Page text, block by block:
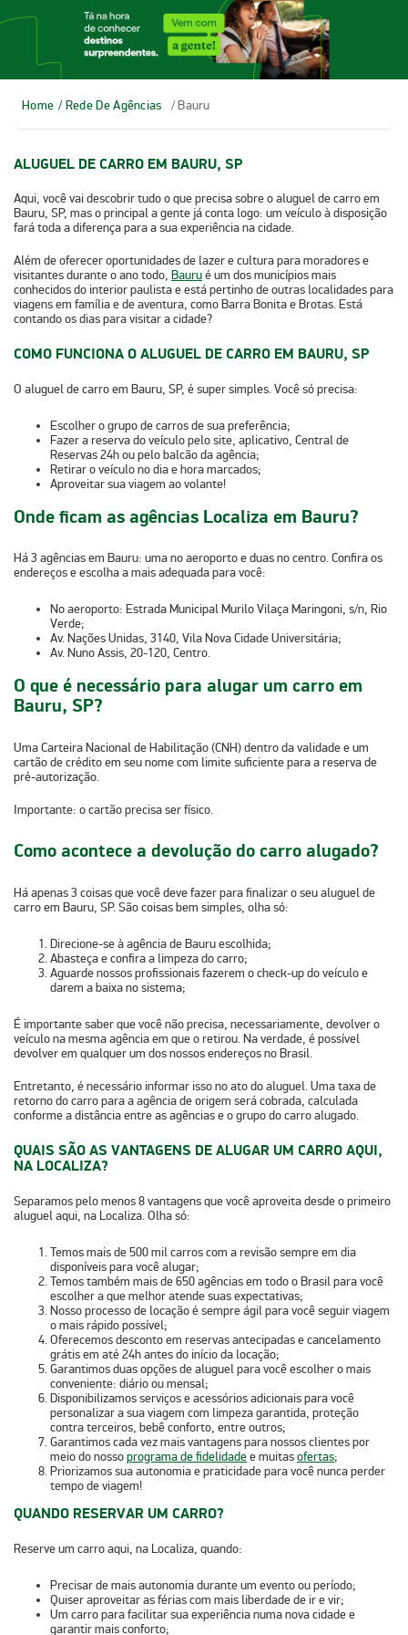
Home / Rede De Agências / Bauru
ALUGUEL DE CARRO EM BAURU, SP
Aqui, você vai descobrir tudo o que precisa sobre oaluguel de carro em
Bauru, SP, mas o principal a gente já conta logo: um veículo à disposição
fará toda a diferença para a sua experiência na cidade.
Além de ofereceroportunidades de lazer e culturapara moradores e
visitantes durante o ano todo, Baurué um dos municípios mais
conhecidos do interior paulista e está pertinho de outras localidades para
viagens em família e de aventura, como Barra Bonita e Brotas. Está
contando os dias para visitar a cidade?
COMO FUNCIONA O ALUGUEL DE CARRO EM BAURU, SP
O aluguel de carro em Bauru, SP, é super simples. Você só precisa:
Escolher o grupo de carrosde sua preferência;
Fazer a reservado veículo pelo site, aplicativo, Central de
Reservas 24h ou pelo balcão da agência;
Retirar o veículono dia e hora marcados;
Aproveitar sua viagem ao volante!
Onde ficam as agências Localiza em Bauru?
Há 3 agências em Bauru: uma no aeroporto e duas no centro. Confira os
endereços e escolha a mais adequada para você:
No aeroporto: Estrada Municipal Murilo Vilaça Maringoni, s/n, Rio
Verde;
Av. Nações Unidas, 3140, Vila Nova Cidade Universitária;
Av. Nuno Assis, 20-120, Centro.
O que é necessário para alugar um carro em
Bauru, SP?
UmaCarteira Nacional de Habilitação (CNH)dentro da validade e um
cartão de créditoem seu nome com limite suficiente para a reserva de
pré-autorização.
Importante: o cartão precisa ser físico.
Como acontece a devolução do carro alugado?
Há apenas 3 coisas que você deve fazer para finalizar o seu aluguel de
carro em Bauru, SP. São coisas bem simples, olha só:
Direcione-se à agência de Bauru escolhida;
Abasteça e confira a limpeza do carro;
Aguarde nossos profissionais fazerem o check-up do veículo e
darem a baixa no sistema;
É importante saber que você não precisa, necessariamente, devolver o
veículo na mesma agência em que o retirou. Na verdade, é possível
devolver em qualquer um dos nossos endereçosno Brasil.
Entretanto, é necessário informar isso no ato do aluguel. Uma taxa de
retorno do carro para a agência de origem será cobrada, calculada
conforme a distância entre as agências e o grupo do carro alugado.
QUAIS SÃO AS VANTAGENS DE ALUGAR UM CARRO AQUI,
NA LOCALIZA?
Separamos pelo menos 8 vantagens que você aproveita desde o primeiro
aluguel aqui, na Localiza. Olha só:
Temosmais de 500 mil carroscom a revisão sempre em dia
disponíveis para você alugar;
Temos também mais de 650 agências em todo o Brasilpara você
escolher a que melhor atende suas expectativas;
Nossoprocesso de locação é sempre ágilpara você seguir viagem
o mais rápido possível;
Oferecemosdesconto em reservas antecipadas e cancelamento
grátisem até 24h antes do início da locação;
Garantimos duas opções de aluguel para você escolher o mais
conveniente: diário ou mensal;
Disponibilizamos serviços e acessórios adicionais para você
personalizar a sua viagem com limpeza garantida, proteção
contra terceiros, bebê conforto, entre outros;
Garantimos cada vezmais vantagenspara nossos clientes por
meio do nossoprograma de fidelidadee muitasofertas;
Priorizamos suaautonomia e praticidadepara você nunca perder
tempo de viagem!
QUANDO RESERVAR UM CARRO?
Reserve um carro aqui, na Localiza, quando:
Precisar de mais autonomia durante um evento ou período;
Quiser aproveitar as férias com mais liberdade de ir e vir;
Um carro para facilitar sua experiência numa nova cidade e
garantir mais conforto;